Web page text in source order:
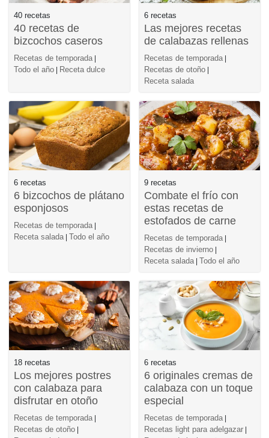
40 recetas
40 recetas de
bizcochos caseros
Recetas de temporada|
Todo el año Receta dulce
6 recetas
Las mejores recetas
de calabazas rellenas
Recetas de temporada|
Recetas de otoño
Receta salada
6 recetas
6 bizcochos de plátano
esponjosos
Recetas de temporada|
Receta salada| Todo el año
9 recetas
Combate el frío con
estas recetas de
estofados de carne
Recetas de temporada|
Recetas de invierno
Receta salada| Todo el año
18 recetas
Los mejores postres
con calabaza para
disfrutar en otoño
Recetas de temporada|
Recetas de otoño
6 recetas
6 originales cremas de
calabaza con un toque
especial
Recetas de temporada|
Recetas light para adelgazar